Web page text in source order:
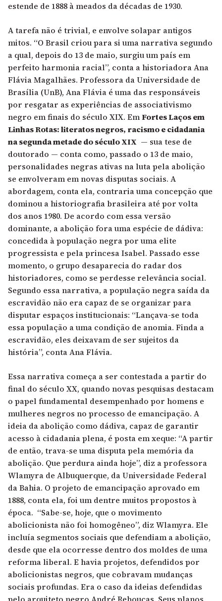
estende de 1888 à meados da décadas de 1930.
A tarefa não é trivial, e envolve solapar antigos
mitos. “O Brasil criou para si uma narrativa segundo
a qual, depois do 13 de maio, surgiu um país em
perfeito harmonia racial”, conta a historiadora Ana
Flávia Magalhães. Professora da Universidade de
Brasília (UnB), Ana Flávia é uma das responsáveis
por resgatar as experiências de associativismo
negro em finais do século XIX. EmFortes Laços em
Linhas Rotas: literatos negros, racismo e cidadania
na segunda metade do século XIX — sua tese de
doutorado — conta como, passado o 13 de maio,
personalidades negras ativas na luta pela abolição
se envolveram em novas disputas sociais. A
abordagem, conta ela, contraria uma concepção que
dominou a historiografia brasileira até por volta
dos anos 1980. De acordo com essa versão
dominante, a abolição fora uma espécie de dádiva:
concedida à população negra por uma elite
progressista e pela princesa Isabel. Passado esse
momento, o grupo desaparecia do radar dos
historiadores, como se perdesse relevância social.
Segundo essa narrativa, a população negra saída da
escravidão não era capaz de se organizar para
disputar espaços institucionais: “Lançava-se toda
essa população a uma condição de anomia. Finda a
escravidão, eles deixavam de ser sujeitos da
história”, conta Ana Flávia.
Essa narrativa começa a ser contestada a partir do
final do século XX, quando novas pesquisas destacam
o papel fundamental desempenhado por homens e
mulheres negros no processo de emancipação. A
ideia da abolição como dádiva, capaz de garantir
acesso à cidadania plena, é posta em xeque: “A partir
de então, trava-se uma disputa pela memória da
abolição. Que perdura ainda hoje”, diz a professora
Wlamyra de Albuquerque, da Universidade Federal
da Bahia. O projeto de emancipação aprovado em
1888, conta ela, foi um dentre muitos propostos à
época. “Sabe-se, hoje, que o movimento
abolicionista não foi homogêneo”, diz Wlamyra. Ele
incluía segmentos sociais que defendiam a abolição,
desde que ela ocorresse dentro dos moldes de uma
reforma liberal. E havia projetos, defendidos por
abolicionistas negros, que cobravam mudanças
sociais profundas. Era o caso da ideias defendidas